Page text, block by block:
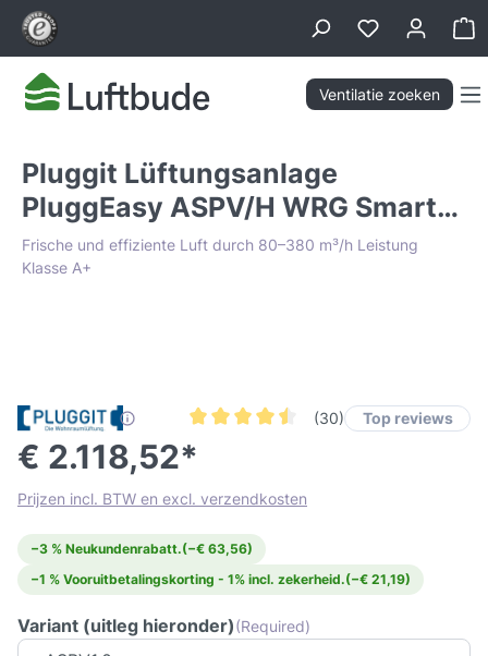
Ventilatie zoeken
Pluggit Lüftungsanlage
PluggEasy ASPV/H WRG Smart-
Steuerung
Frische und effiziente Luft durch 80–380 m³/h Leistung
Klasse A+
Lowest Price Guarantee Gemiddelde waardering van 4.4 van 5
(30) Top reviews
€ 2.118,52*
Prijzen incl. BTW en excl. verzendkosten
−3 % Neukundenrabatt.(−€ 63,56)
−1 % Vooruitbetalingskorting - 1% incl. zekerheid.(−€ 21,19)
Variant (uitleg hieronder)(Required)